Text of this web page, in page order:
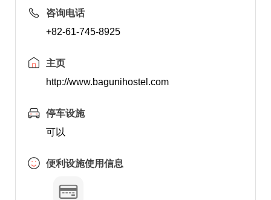
咨询电话
+82-61-745-8925
主页
http://www.bagunihostel.com
停车设施
可以
便利设施使用信息